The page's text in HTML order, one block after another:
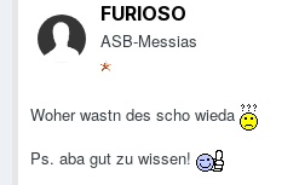
FURIOSO
ASB-Messias
Woher wastn des scho wieda
Ps. aba gut zu wissen!